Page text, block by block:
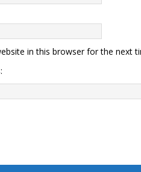
in this browser for the next